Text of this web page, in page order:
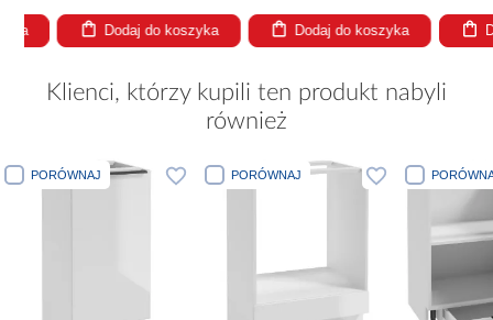
Dodaj do koszyka Dodaj do koszyka
Klienci, którzy kupili ten produkt nabyli
również
PORÓWNAJ PORÓWNAJ